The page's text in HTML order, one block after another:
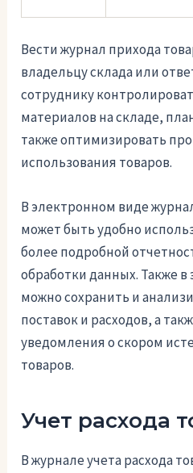
Вести журнал прихода
владельцу склада или
сотруднику
материалов на складе,
также оптимизировать
использования товаров.
В электронном виде
может быть удобно
более подробной
обработки данных. Также
можно сохранить и
поставок и расходов, а
уведомления о скором
товаров.
Учет расхода
В журнале учета расхода